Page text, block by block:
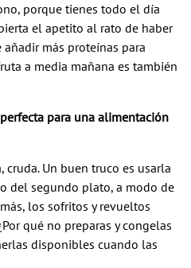
porque tienes todo el día
el apetito al rato de haber
más proteínas para
a media mañana es también
para una alimentación
cruda. Un buen truco es usarla
del segundo plato, a modo de
los sofritos y revueltos
qué no preparas y congelas
disponibles cuando las